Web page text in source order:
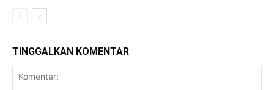
TINGGALKAN KOMENTAR